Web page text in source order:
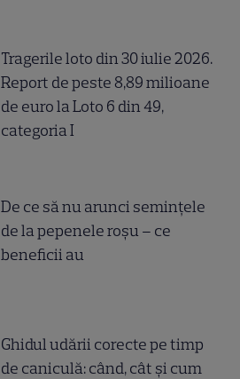
Tragerile loto din 30 iulie 2026.
Report de peste 8,89 milioane
de euro la Loto 6 din 49,
categoria I
De ce să nu arunci semințele
de la pepenele roșu – ce
beneficii au
Ghidul udării corecte pe timp
de caniculă: când, cât şi cum